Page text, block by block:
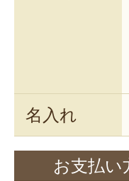
名入れ
お支払い